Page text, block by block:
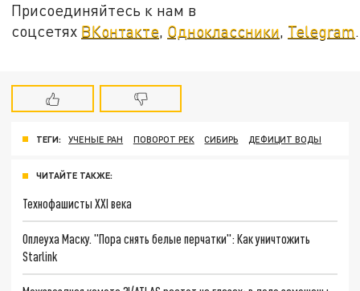
Присоединяйтесь к нам в
соцсетях ВКонтакте, Одноклассники, Telegram.
ТЕГИ: УЧЕНЫЕ РАН ПОВОРОТ РЕК СИБИРЬ ДЕФИЦИТ ВОДЫ
ЧИТАЙТЕ ТАКЖЕ:
Технофашисты XXI века
Оплеуха Маску. "Пора снять белые перчатки": Как уничтожить
Starlink